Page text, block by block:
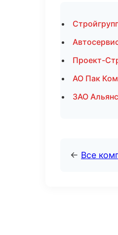
Проект-
АО Пак
ЗАО
← Все